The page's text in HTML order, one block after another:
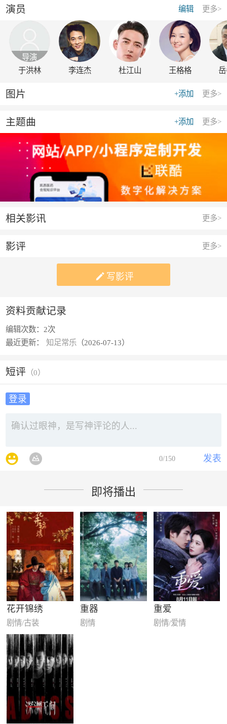
更多>
编辑
演员
导演
于洪林
李连杰 杜江山 王格格
更多>
+添加
图片
更多>
+添加
主题曲
更多>
相关影讯
更多>
影评
 写影评
资料贡献记录
编辑次数： 2次
最近更新：
知足常乐 （2026-07-13）
短评 （0）
登录
发表
0/150
即将播出
花开锦绣
剧情/古装
重器
剧情
重爱
剧情/爱情